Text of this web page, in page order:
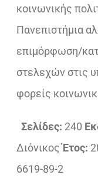
κοινωνικής
Πανεπιστήμια
επιμόρφωση/
στελεχών στις
φορείς
Σελίδες: 240
ΔιόνικοςΈτος:
6619-89-2